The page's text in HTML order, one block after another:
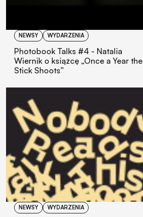
NEWSY WYDARZENIA
Photobook Talks #4 - Natalia
Wiernik o książcę „Once a Year the
Stick Shoots”
NEWSY WYDARZENIA